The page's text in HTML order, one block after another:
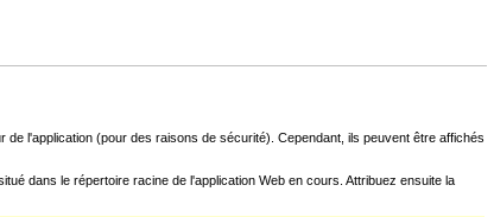
l'application (pour des raisons de sécurité). Cependant, ils peuvent être affichés
dans le répertoire racine de l'application Web en cours. Attribuez ensuite la